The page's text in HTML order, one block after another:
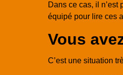
Dans ce cas, il
équipé pour lire ces
Vous
C’est une situation